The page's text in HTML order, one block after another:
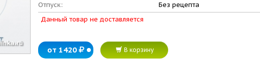
Отпуск:
Без рецепта
Данный товар не доставляется
от 1420 В корзину